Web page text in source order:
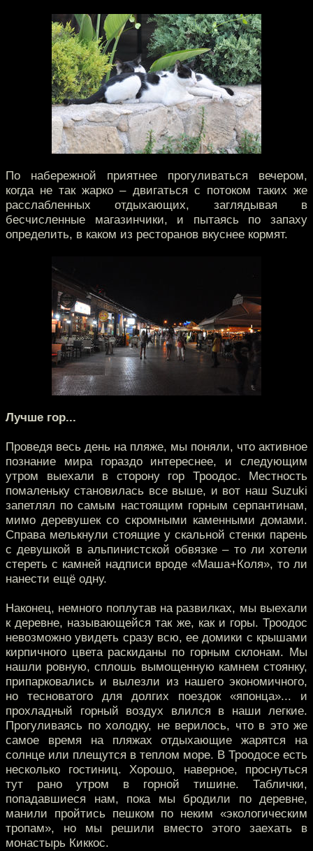
По набережной приятнее прогуливаться вечером,
когда не так жарко – двигаться с потоком таких же
расслабленных отдыхающих, заглядывая в
бесчисленные магазинчики, и пытаясь по запаху
определить, в каком из ресторанов вкуснее кормят.
Лучше гор...
Проведя весь день на пляже, мы поняли, что активное
познание мира гораздо интереснее, и следующим
утром выехали в сторону гор Троодос. Местность
помаленьку становилась все выше, и вот наш Suzuki
запетлял по самым настоящим горным серпантинам,
мимо деревушек со скромными каменными домами.
Справа мелькнули стоящие у скальной стенки парень
с девушкой в альпинистской обвязке – то ли хотели
стереть с камней надписи вроде «Маша+Коля», то ли
нанести ещё одну.
Наконец, немного поплутав на развилках, мы выехали
к деревне, называющейся так же, как и горы. Троодос
невозможно увидеть сразу всю, ее домики с крышами
кирпичного цвета раскиданы по горным склонам. Мы
нашли ровную, сплошь вымощенную камнем стоянку,
припарковались и вылезли из нашего экономичного,
но тесноватого для долгих поездок «японца»... и
прохладный горный воздух влился в наши легкие.
Прогуливаясь по холодку, не верилось, что в это же
самое время на пляжах отдыхающие жарятся на
солнце или плещутся в теплом море. В Троодосе есть
несколько гостиниц. Хорошо, наверное, проснуться
тут рано утром в горной тишине. Таблички,
попадавшиеся нам, пока мы бродили по деревне,
манили пройтись пешком по неким «экологическим
тропам», но мы решили вместо этого заехать в
монастырь Киккос.